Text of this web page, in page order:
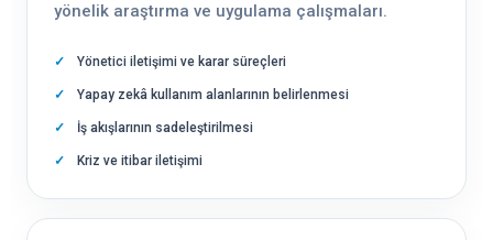
yönelik araştırma ve uygulama çalışmaları.
Yönetici iletişimi ve karar süreçleri
Yapay zekâ kullanım alanlarının belirlenmesi
İş akışlarının sadeleştirilmesi
Kriz ve itibar iletişimi